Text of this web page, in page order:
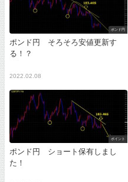
ポンド円
ポンド円 そろそろ安値更新す
る！？
2022.02.08
ポイント
ポンド円 ショート保有しまし
た！